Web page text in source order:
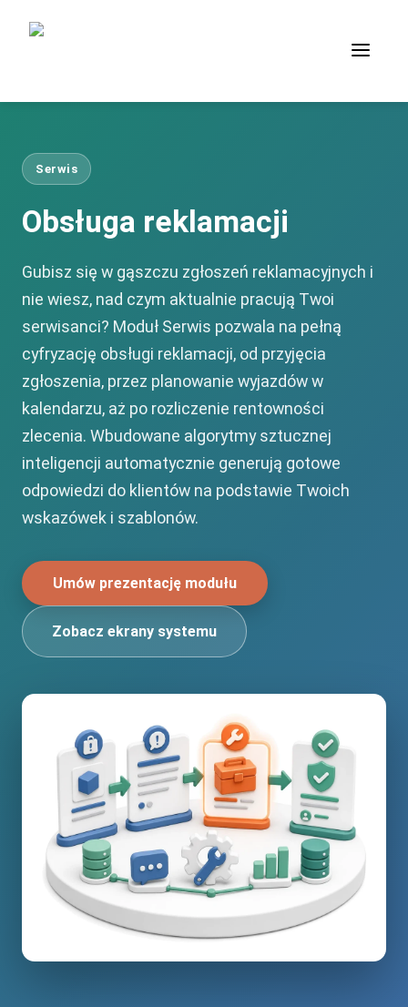
Serwis
Obsługa reklamacji
Gubisz się w gąszczu zgłoszeń reklamacyjnych i
nie wiesz, nad czym aktualnie pracują Twoi
serwisanci? Moduł Serwis pozwala na pełną
cyfryzację obsługi reklamacji, od przyjęcia
zgłoszenia, przez planowanie wyjazdów w
kalendarzu, aż po rozliczenie rentowności
zlecenia. Wbudowane algorytmy sztucznej
inteligencji automatycznie generują gotowe
odpowiedzi do klientów na podstawie Twoich
wskazówek i szablonów.
Umów prezentację modułu
Zobacz ekrany systemu